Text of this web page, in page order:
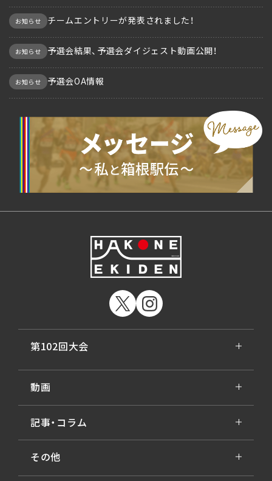
お知らせ チームエントリーが発表されました！
お知らせ 予選会結果、予選会ダイジェスト動画公開！
お知らせ 予選会OA情報
第102回大会
動画
記事・コラム
その他